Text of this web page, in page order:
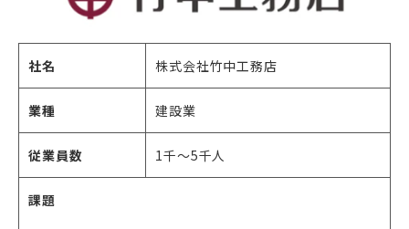
社名 株式会社竹中工務店
業種 建設業
従業員数 1千〜5千人
課題